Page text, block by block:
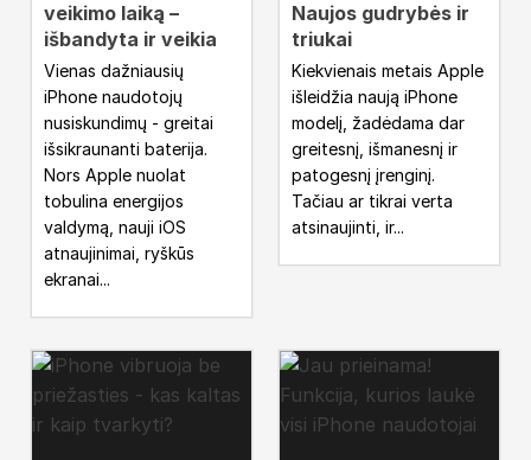
veikimo laiką –
išbandyta ir veikia
Vienas dažniausių
iPhone naudotojų
nusiskundimų - greitai
išsikraunanti baterija.
Nors Apple nuolat
tobulina energijos
valdymą, nauji iOS
atnaujinimai, ryškūs
ekranai...
Naujos gudrybės ir
triukai
Kiekvienais metais Apple
išleidžia naują iPhone
modelį, žadėdama dar
greitesnį, išmanesnį ir
patogesnį įrenginį.
Tačiau ar tikrai verta
atsinaujinti, ir...